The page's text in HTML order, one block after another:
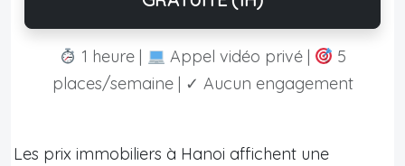
1 heure | Appel vidéo privé |
5
places/semaine | ✓ Aucun engagement
Les prix immobiliers à Hanoi affichent une